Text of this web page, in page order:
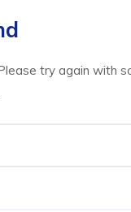
try again with